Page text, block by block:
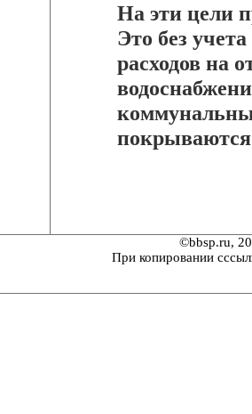
На эти цели
Это без
расходов на
покрываются
©bbsp.ru,
При копировании